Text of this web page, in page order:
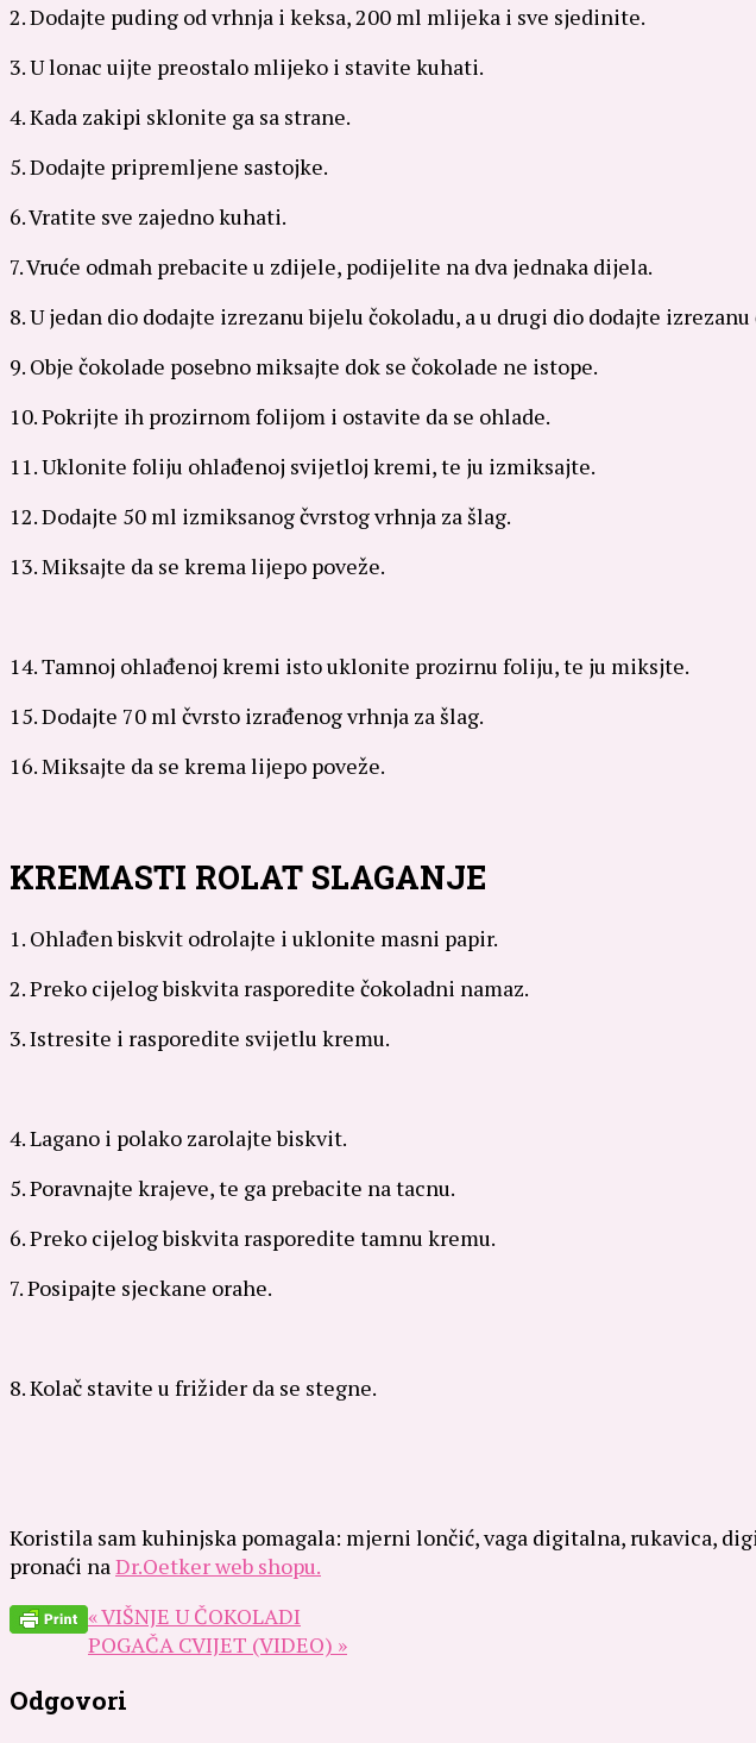
2. Dodajte puding od vrhnja i keksa, 200 ml mlijeka i sve sjedinite.
3. U lonac uijte preostalo mlijeko i stavite kuhati.
4. Kada zakipi sklonite ga sa strane.
5. Dodajte pripremljene sastojke.
6. Vratite sve zajedno kuhati.
7. Vruće odmah prebacite u zdijele, podijelite na dva jednaka dijela.
8. U jedan dio dodajte izrezanu bijelu čokoladu, a u drugi dio dodajte
9. Obje čokolade posebno miksajte dok se čokolade ne istope.
10. Pokrijte ih prozirnom folijom i ostavite da se ohlade.
11. Uklonite foliju ohlađenoj svijetloj kremi, te ju izmiksajte.
12. Dodajte 50 ml izmiksanog čvrstog vrhnja za šlag.
13. Miksajte da se krema lijepo poveže.
14. Tamnoj ohlađenoj kremi isto uklonite prozirnu foliju, te ju miksjte.
15. Dodajte 70 ml čvrsto izrađenog vrhnja za šlag.
16. Miksajte da se krema lijepo poveže.
KREMASTI ROLAT SLAGANJE
1. Ohlađen biskvit odrolajte i uklonite masni papir.
2. Preko cijelog biskvita rasporedite čokoladni namaz.
3. Istresite i rasporedite svijetlu kremu.
4. Lagano i polako zarolajte biskvit.
5. Poravnajte krajeve, te ga prebacite na tacnu.
6. Preko cijelog biskvita rasporedite tamnu kremu.
7. Posipajte sjeckane orahe.
8. Kolač stavite u frižider da se stegne.
Koristila sam kuhinjska pomagala: mjerni lončić, vaga digitalna, rukavica,
pronaći naDr.Oetker web shopu.
« VIŠNJE U ČOKOLADI
POGAČA CVIJET (VIDEO) »
Odgovori